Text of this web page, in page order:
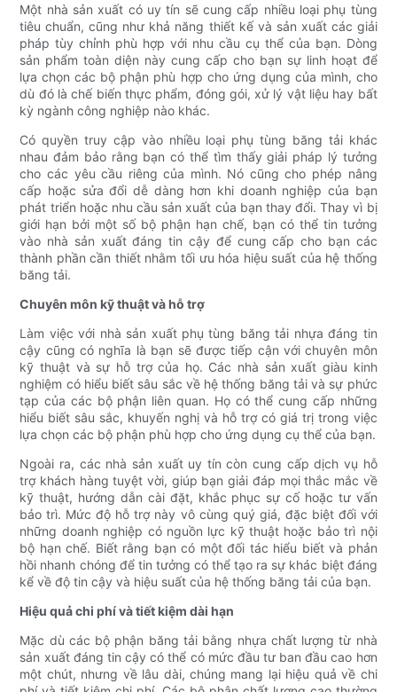
Một nhà sản xuất có uy tín sẽ cung cấp nhiều loại phụ tùng
tiêu chuẩn, cũng như khả năng thiết kế và sản xuất các giải
pháp tùy chỉnh phù hợp với nhu cầu cụ thể của bạn. Dòng
sản phẩm toàn diện này cung cấp cho bạn sự linh hoạt để
lựa chọn các bộ phận phù hợp cho ứng dụng của mình, cho
dù đó là chế biến thực phẩm, đóng gói, xử lý vật liệu hay bất
kỳ ngành công nghiệp nào khác.
Có quyền truy cập vào nhiều loại phụ tùng băng tải khác
nhau đảm bảo rằng bạn có thể tìm thấy giải pháp lý tưởng
cho các yêu cầu riêng của mình. Nó cũng cho phép nâng
cấp hoặc sửa đổi dễ dàng hơn khi doanh nghiệp của bạn
phát triển hoặc nhu cầu sản xuất của bạn thay đổi. Thay vì bị
giới hạn bởi một số bộ phận hạn chế, bạn có thể tin tưởng
vào nhà sản xuất đáng tin cậy để cung cấp cho bạn các
thành phần cần thiết nhằm tối ưu hóa hiệu suất của hệ thống
băng tải.
Chuyên môn kỹ thuật và hỗ trợ
Làm việc với nhà sản xuất phụ tùng băng tải nhựa đáng tin
cậy cũng có nghĩa là bạn sẽ được tiếp cận với chuyên môn
kỹ thuật và sự hỗ trợ của họ. Các nhà sản xuất giàu kinh
nghiệm có hiểu biết sâu sắc về hệ thống băng tải và sự phức
tạp của các bộ phận liên quan. Họ có thể cung cấp những
hiểu biết sâu sắc, khuyến nghị và hỗ trợ có giá trị trong việc
lựa chọn các bộ phận phù hợp cho ứng dụng cụ thể của bạn.
Ngoài ra, các nhà sản xuất uy tín còn cung cấp dịch vụ hỗ
trợ khách hàng tuyệt vời, giúp bạn giải đáp mọi thắc mắc về
kỹ thuật, hướng dẫn cài đặt, khắc phục sự cố hoặc tư vấn
bảo trì. Mức độ hỗ trợ này vô cùng quý giá, đặc biệt đối với
những doanh nghiệp có nguồn lực kỹ thuật hoặc bảo trì nội
bộ hạn chế. Biết rằng bạn có một đối tác hiểu biết và phản
hồi nhanh chóng để tin tưởng có thể tạo ra sự khác biệt đáng
kể về độ tin cậy và hiệu suất của hệ thống băng tải của bạn.
Hiệu quả chi phí và tiết kiệm dài hạn
Mặc dù các bộ phận băng tải bằng nhựa chất lượng từ nhà
sản xuất đáng tin cậy có thể có mức đầu tư ban đầu cao hơn
một chút, nhưng về lâu dài, chúng mang lại hiệu quả về chi